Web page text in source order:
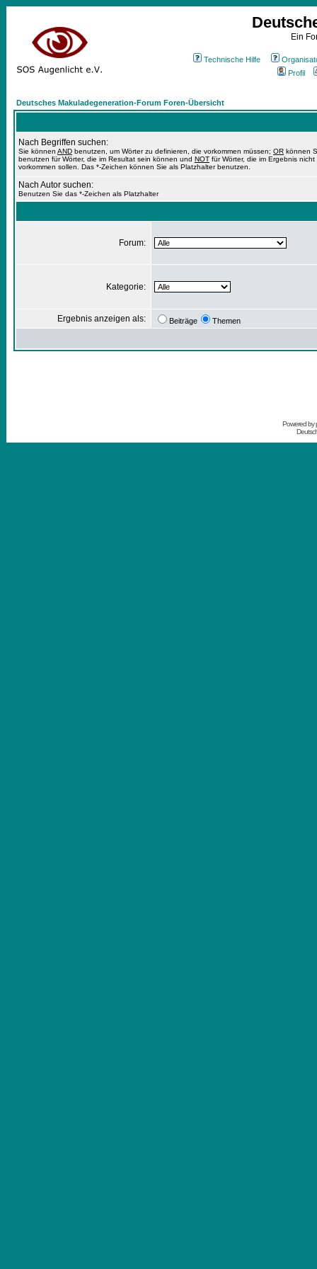
Ein
Technische Hilfe
Profil
Deutsches Makuladegeneration-Forum Foren-Übersicht
Nach Begriffen suchen:
Sie können AND benutzen, um Wörter zu definieren, die vorkommen müssen; OR können
benutzen für Wörter, die im Resultat sein können und NOT für Wörter, die im Ergebnis nicht
vorkommen sollen. Das *-Zeichen können Sie als Platzhalter benutzen.
Nach Autor suchen:
Benutzen Sie das *-Zeichen als Platzhalter
Forum:
Kategorie:
Ergebnis anzeigen als: Beiträge Themen
Powered by